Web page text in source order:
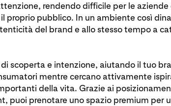
rendendo difficile per le aziende
proprio pubblico. In un ambiente così
del brand e allo stesso tempo a
scoperta e intenzione, aiutando il tuo
mentre cercano attivamente
della vita. Grazie ai
puoi prenotare uno spazio premium per